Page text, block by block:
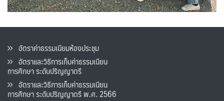
อัตราค่าธรรมเนียมห้องประชุม
อัตราและวิธีการเก็บค่าธรรมเนียน
การศึกษา ระดับปริญญาตรี
อัตราและวิธีการเก็บค่าธรรมเนียน
การศึกษา ระดับปริญญาตรี พ.ศ. 2566